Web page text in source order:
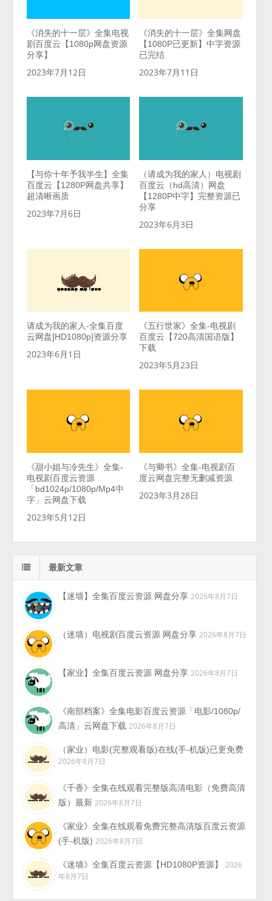
《消失的十一层》全集电视
剧百度云【1080p网盘资源
分享】
2023年7月12日
《消失的十一层》全集网盘
【1080P已更新】中字资源
已完结
2023年7月11日
【与你十年予我半生】全集
百度云【1280P网盘共享】
超清晰画质
2023年7月6日
（请成为我的家人）电视剧
百度云（hd高清）网盘
【1280P中字】完整资源已
分享
2023年6月3日
请成为我的家人-全集百度
云网盘[HD1080p]资源分享
2023年6月1日
《五行世家》全集-电视剧
百度云【720高清国语版】
下载
2023年5月23日
《甜小姐与冷先生》全集-
电视剧百度云资源
「bd1024p/1080p/Mp4中
字」云网盘下载
2023年5月12日
《与卿书》全集-电视剧百
度云网盘完整无删减资源
2023年3月28日
最新文章
【迷墙】全集百度云资源 网盘分享 2026年8月7日
（迷墙）电视剧百度云资源 网盘分享 2026年8月7日
【家业】全集百度云资源 网盘分享 2026年8月7日
《南部档案》全集电影百度云资源「电影/1080p/
高清」云网盘下载 2026年8月7日
（家业）电影(完整观看版)在线(手-机版)已更免费
2026年8月7日
《千香》全集在线观看完整版高清电影（免费高清
版）最新 2026年8月7日
《家业》全集在线观看免费完整高清版百度云资源
(手-机版) 2026年8月7日
《迷墙》全集百度云资源【HD1080P资源】
2026
年8月7日